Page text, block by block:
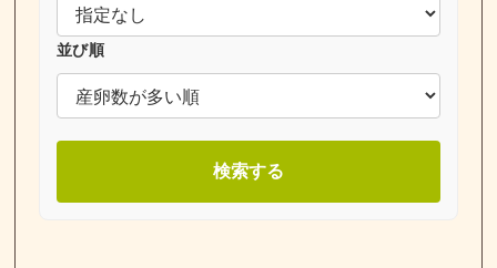
並び順
検索する